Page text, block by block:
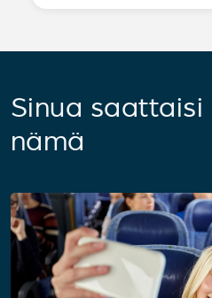
Sinua saattaisi
nämä